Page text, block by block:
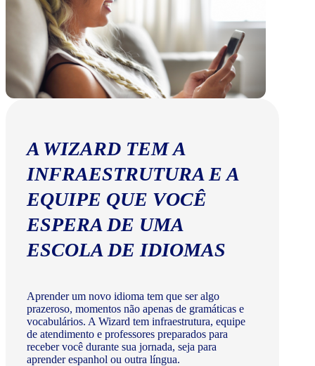
A WIZARD TEM A
INFRAESTRUTURA E A
EQUIPE QUE VOCÊ
ESPERA DE UMA
ESCOLA DE IDIOMAS
Aprender um novo idioma tem que ser algo
prazeroso, momentos não apenas de gramáticas e
vocabulários. A Wizard tem infraestrutura, equipe
de atendimento e professores preparados para
receber você durante sua jornada, seja para
aprender espanhol ou outra língua.